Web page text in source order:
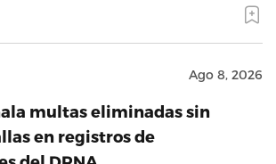
Ago 8, 2026
multas eliminadas sin
en registros de